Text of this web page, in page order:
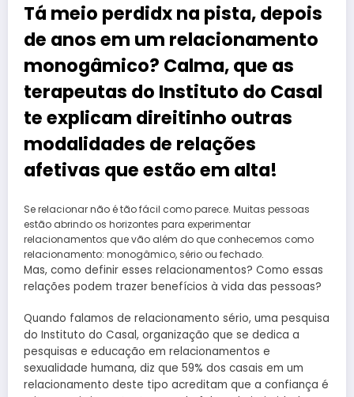
Tá meio perdidx na pista, depois
de anos em um relacionamento
monogâmico? Calma, que as
terapeutas do Instituto do Casal
te explicam direitinho outras
modalidades de relações
afetivas que estão em alta!
Se relacionar não é tão fácil como parece. Muitas pessoas
estão abrindo os horizontes para experimentar
relacionamentos que vão além do que conhecemos como
relacionamento: monogâmico, sério ou fechado.
Mas, como definir esses relacionamentos? Como essas
relações podem trazer benefícios à vida das pessoas?
Quando falamos de relacionamento sério, uma pesquisa
do Instituto do Casal, organização que se dedica a
pesquisas e educação em relacionamentos e
sexualidade humana, diz que 59% dos casais em um
relacionamento deste tipo acreditam que a confiança é